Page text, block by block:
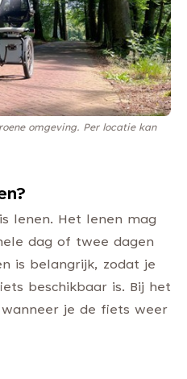
omgeving. Per locatie kan
lenen. Het lenen mag
dag of twee dagen
is belangrijk, zodat je
beschikbaar is. Bij het
je de fiets weer